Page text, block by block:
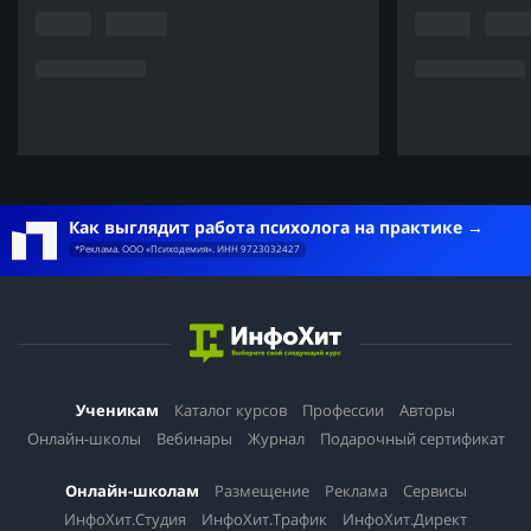
Как выглядит работа психолога на практике
*Реклама. ООО «Психодемия». ИНН 9723032427
Ученикам Каталог курсов Профессии
Авторы
Онлайн-школы
Вебинары Журнал Подарочный сертификат
Онлайн-школам Размещение Реклама
Сервисы
ИнфоХит.Студия
ИнфоХит.Трафик ИнфоХит.Директ